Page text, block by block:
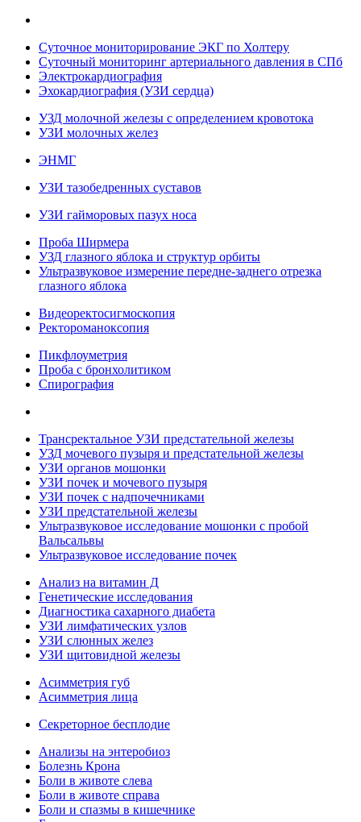
Суточное мониторирование ЭКГ по Холтеру
Суточный мониторинг артериального давления в СПб
Электрокардиография
Эхокардиография (УЗИ сердца)
УЗД молочной железы с определением кровотока
УЗИ молочных желез
ЭНМГ
УЗИ тазобедренных суставов
УЗИ гайморовых пазух носа
Проба Ширмера
УЗД глазного яблока и структур орбиты
Ультразвуковое измерение передне-заднего отрезка
глазного яблока
Видеоректосигмоскопия
Ректороманоксопия
Пикфлоуметрия
Проба с бронхолитиком
Спирография
Трансректальное УЗИ предстательной железы
УЗД мочевого пузыря и предстательной железы
УЗИ органов мошонки
УЗИ почек и мочевого пузыря
УЗИ почек с надпочечниками
УЗИ предстательной железы
Ультразвуковое исследование мошонки с пробой
Вальсальвы
Ультразвуковое исследование почек
Анализ на витамин Д
Генетические исследования
Диагностика сахарного диабета
УЗИ лимфатических узлов
УЗИ слюнных желез
УЗИ щитовидной железы
Асимметрия губ
Асимметрия лица
Секреторное бесплодие
Анализы на энтеробиоз
Болезнь Крона
Боли в животе слева
Боли в животе справа
Боли и спазмы в кишечнике